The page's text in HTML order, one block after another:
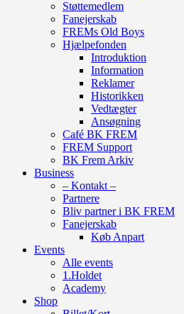
Støttemedlem
Fanejerskab
FREMs Old Boys
Hjælpefonden
Introduktion
Information
Reklamer
Historikken
Vedtægter
Ansøgning
Café BK FREM
FREM Support
BK Frem Arkiv
Business
– Kontakt –
Partnere
Bliv partner i BK FREM
Fanejerskab
Køb Anpart
Events
Alle events
1.Holdet
Academy
Shop